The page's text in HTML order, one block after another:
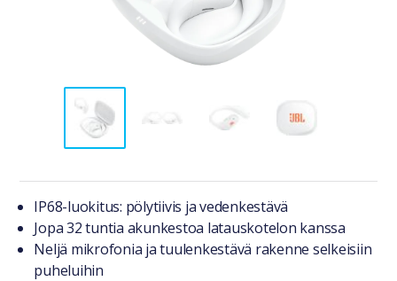
Tuotteesta lyhyesti
IP68-luokitus: pölytiivis ja vedenkestävä
Jopa 32 tuntia akunkestoa latauskotelon kanssa
Neljä mikrofonia ja tuulenkestävä rakenne selkeisiin
puheluihin